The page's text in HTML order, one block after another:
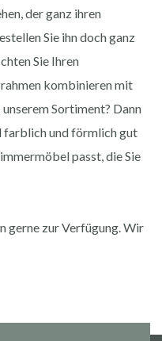
der ganz ihren
Sie ihn doch ganz
Sie Ihren
kombinieren mit
Sortiment? Dann
farblich und förmlich gut
passt, die Sie
gerne zur Verfügung. Wir